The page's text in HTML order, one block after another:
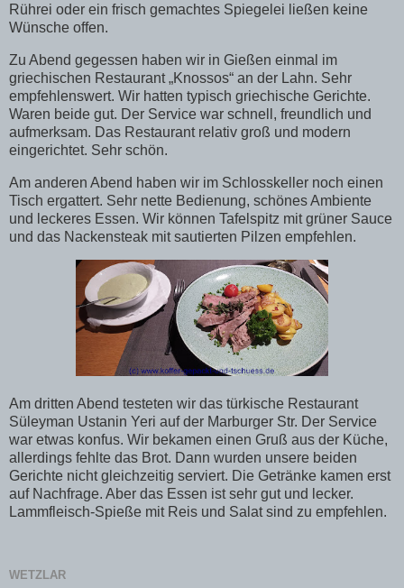
Rührei oder ein frisch gemachtes Spiegelei ließen keine
Wünsche offen.
Zu Abend gegessen haben wir in Gießen einmal im
griechischen Restaurant „Knossos“ an der Lahn. Sehr
empfehlenswert. Wir hatten typisch griechische Gerichte.
Waren beide gut. Der Service war schnell, freundlich und
aufmerksam. Das Restaurant relativ groß und modern
eingerichtet. Sehr schön.
Am anderen Abend haben wir im Schlosskeller noch einen
Tisch ergattert. Sehr nette Bedienung, schönes Ambiente
und leckeres Essen. Wir können Tafelspitz mit grüner Sauce
und das Nackensteak mit sautierten Pilzen empfehlen.
Am dritten Abend testeten wir das türkische Restaurant
Süleyman Ustanin Yeri auf der Marburger Str. Der Service
war etwas konfus. Wir bekamen einen Gruß aus der Küche,
allerdings fehlte das Brot. Dann wurden unsere beiden
Gerichte nicht gleichzeitig serviert. Die Getränke kamen erst
auf Nachfrage. Aber das Essen ist sehr gut und lecker.
Lammfleisch-Spieße mit Reis und Salat sind zu empfehlen.
WETZLAR